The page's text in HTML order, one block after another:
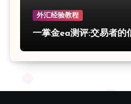
外汇经验教程
一掌金ea测评:交易者的